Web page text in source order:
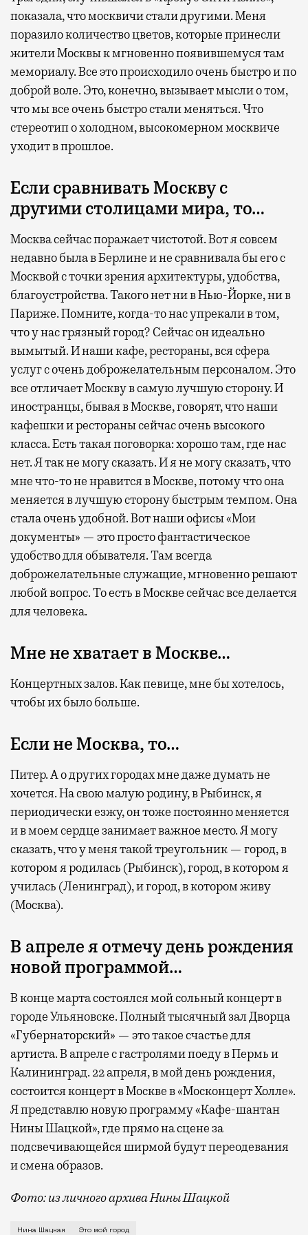
показала, что москвичи стали другими. Меня
поразило количество цветов, которые принесли
жители Москвы к мгновенно появившемуся там
мемориалу. Все это происходило очень быстро и по
доброй воле. Это, конечно, вызывает мысли о том,
что мы все очень быстро стали меняться. Что
стереотип о холодном, высокомерном москвиче
уходит в прошлое.
Если сравнивать Москву с
другими столицами мира, то…
Москва сейчас поражает чистотой. Вот я совсем
недавно была в Берлине и не сравнивала бы его с
Москвой с точки зрения архитектуры, удобства,
благоустройства. Такого нет ни в Нью-Йорке, ни в
Париже. Помните, когда-то нас упрекали в том,
что у нас грязный город? Сейчас он идеально
вымытый. И наши кафе, рестораны, вся сфера
услуг с очень доброжелательным персоналом. Это
все отличает Москву в самую лучшую сторону. И
иностранцы, бывая в Москве, говорят, что наши
кафешки и рестораны сейчас очень высокого
класса. Есть такая поговорка: хорошо там, где нас
нет. Я так не могу сказать. И я не могу сказать, что
мне что-то не нравится в Москве, потому что она
меняется в лучшую сторону быстрым темпом. Она
стала очень удобной. Вот наши офисы «Мои
документы» — это просто фантастическое
удобство для обывателя. Там всегда
доброжелательные служащие, мгновенно решают
любой вопрос. То есть в Москве сейчас все делается
для человека.
Мне не хватает в Москве…
Концертных залов. Как певице, мне бы хотелось,
чтобы их было больше.
Если не Москва, то…
Питер. А о других городах мне даже думать не
хочется. На свою малую родину, в Рыбинск, я
периодически езжу, он тоже постоянно меняется
и в моем сердце занимает важное место. Я могу
сказать, что у меня такой треугольник — город, в
котором я родилась (Рыбинск), город, в котором я
училась (Ленинград), и город, в котором живу
(Москва).
В апреле я отмечу день рождения
новой программой…
В конце марта состоялся мой сольный концерт в
городе Ульяновске. Полный тысячный зал Дворца
«Губернаторский» — это такое счастье для
артиста. В апреле с гастролями поеду в Пермь и
Калининград. 22 апреля, в мой день рождения,
состоится концерт в Москве в «Москонцерт Холле».
Я представлю новую программу «Кафе-шантан
Нины Шацкой», где прямо на сцене за
подсвечивающейся ширмой будут переодевания
и смена образов.
Фото: из личного архива Нины Шацкой
О знакомстве с Патриаршими прудами еще до
Нина Шацкая Это мой город